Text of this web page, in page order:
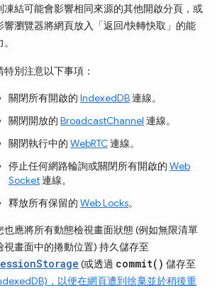
凍結可能會影響相同來源的其他開啟分頁，或
響瀏覽器將網頁放入 「返回/快轉快取」的能
特別注意以下事項：
關閉所有開啟的 IndexedDB連線。
關閉開放的 BroadcastChannel 連線。
關閉執行中的 WebRTC連線。
停止任何網路輪詢或關閉所有開啟的 Web
Socket連線。
釋放所有保留的 Web Locks。
也應將所有動態檢視畫面狀態 (例如無限清單
視畫面中的捲動位置) 持久儲存至
(或透過 commit() 儲存至
，以便在網頁遭到捨棄並於稍後重